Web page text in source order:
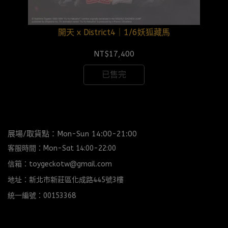
開天 x District4｜1/6妖狐藏馬
NT$17,400
已售完
展場/取貨點：Mon-Sun 14:00-21:00
客服時間：Mon-Sat 14:00-22:00
信箱：toygeckotw@gmail.com
地址：新北市新莊區化成路445號3樓
統一編號：00153368